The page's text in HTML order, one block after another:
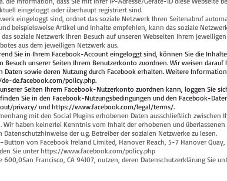
eingeloggt oder überhaupt registriert sind.
eingeloggt sind, ordnet das soziale Netzwerk Ihren Seitenabruf
beispielsweise Artikel und Inhalte empfehlen, kann das soziale
soziale Netzwerk Ihren Besuch auf unseren Webseiten Ihrem
aus dem jeweiligen Netzwerk aus.
Sie in Ihrem Facebook-Account eingeloggt sind, können Sie die
unserer Seiten Ihrem Benutzerkonto zuordnen. Wir weisen darauf
sowie deren Nutzung durch Facebook erhalten. Weitere
de.facebook.com/policy.php.
Seiten Ihrem Facebook-Nutzerkonto zuordnen kann, loggen Sie
Sie in den Facebook-Nutzungsbedingungen und den Facebook-
privacy/ und https://www.facebook.com/legal/terms/.
mit den Social Plugins erhobenen Daten ausschließlich zwischen
Wir haben keinerlei Kenntnis vom Inhalt der erhobenen und überlassenen
der u.g. Betreiber der sozialen Netzwerke zu lesen.
von Facebook Ireland Limited, Hanover Reach, 5-7 Hanover Quay,
Sie unter https://www.facebook.com/policy.php
Francisco, CA 94107, nutzen, deren Datenschutzerklärung Sie